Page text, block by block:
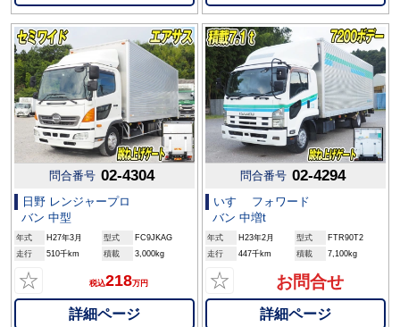
問合番号 02-4304
日野 レンジャープロ
バン 中型
年式 H27年3月 型式
FC9JKAG
走行
510千km 積載 3,000kg
☆ 税込218万円
詳細ページ
問合番号 02-4294
いすゞ フォワード
バン 中増t
年式 H23年2月 型式
FTR90T2
走行
447千km 積載 7,100kg
☆ お問合せ
詳細ページ